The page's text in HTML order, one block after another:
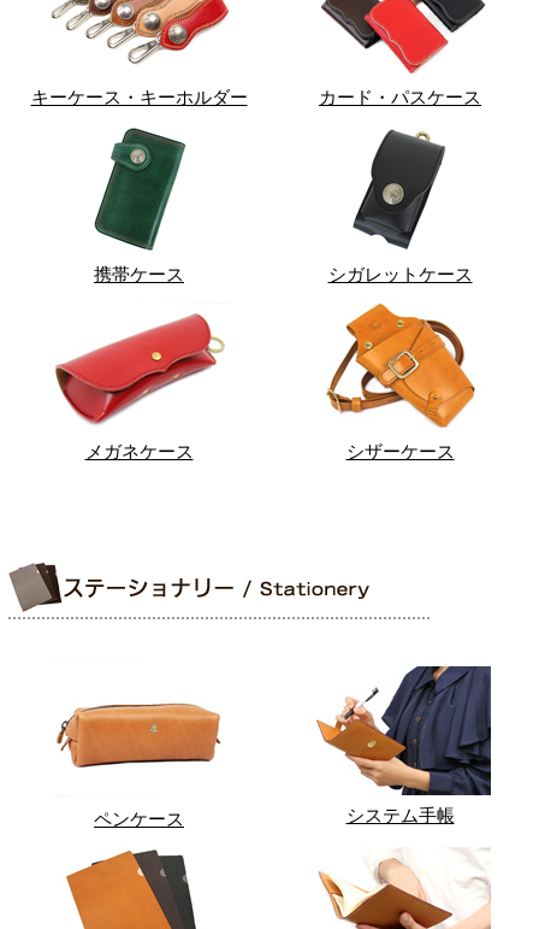
キーケース・キーホルダー カード・パスケース
携帯ケース シガレットケース
メガネケース シザーケース
ペンケース システム手帳